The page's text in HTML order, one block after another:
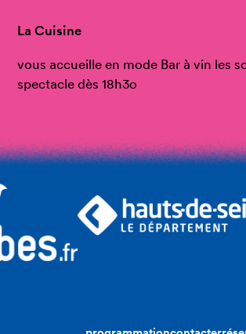
La Cuisine
vous accueille en mode Bar à vin les
spectacle dès 18h3o